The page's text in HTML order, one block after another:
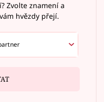
Zvolte znamení a
hvězdy přejí.